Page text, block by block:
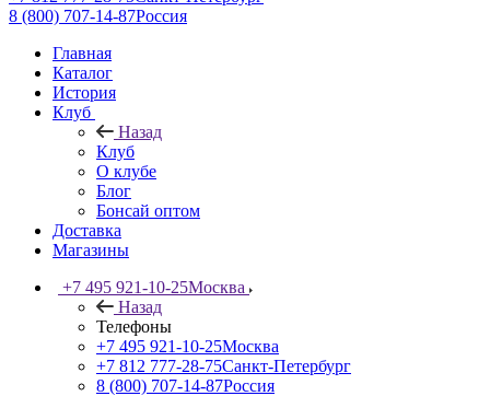
8 (800) 707-14-87Россия
Главная
Каталог
История
Клуб
Назад
Клуб
О клубе
Блог
Бонсай оптом
Доставка
Магазины
+7 495 921-10-25Москва
Назад
Телефоны
+7 495 921-10-25Москва
+7 812 777-28-75Санкт-Петербург
8 (800) 707-14-87Россия